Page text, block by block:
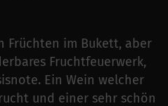
Früchten im Bukett, aber
Fruchtfeuerwerk,
Ein Wein welcher
und einer sehr schön